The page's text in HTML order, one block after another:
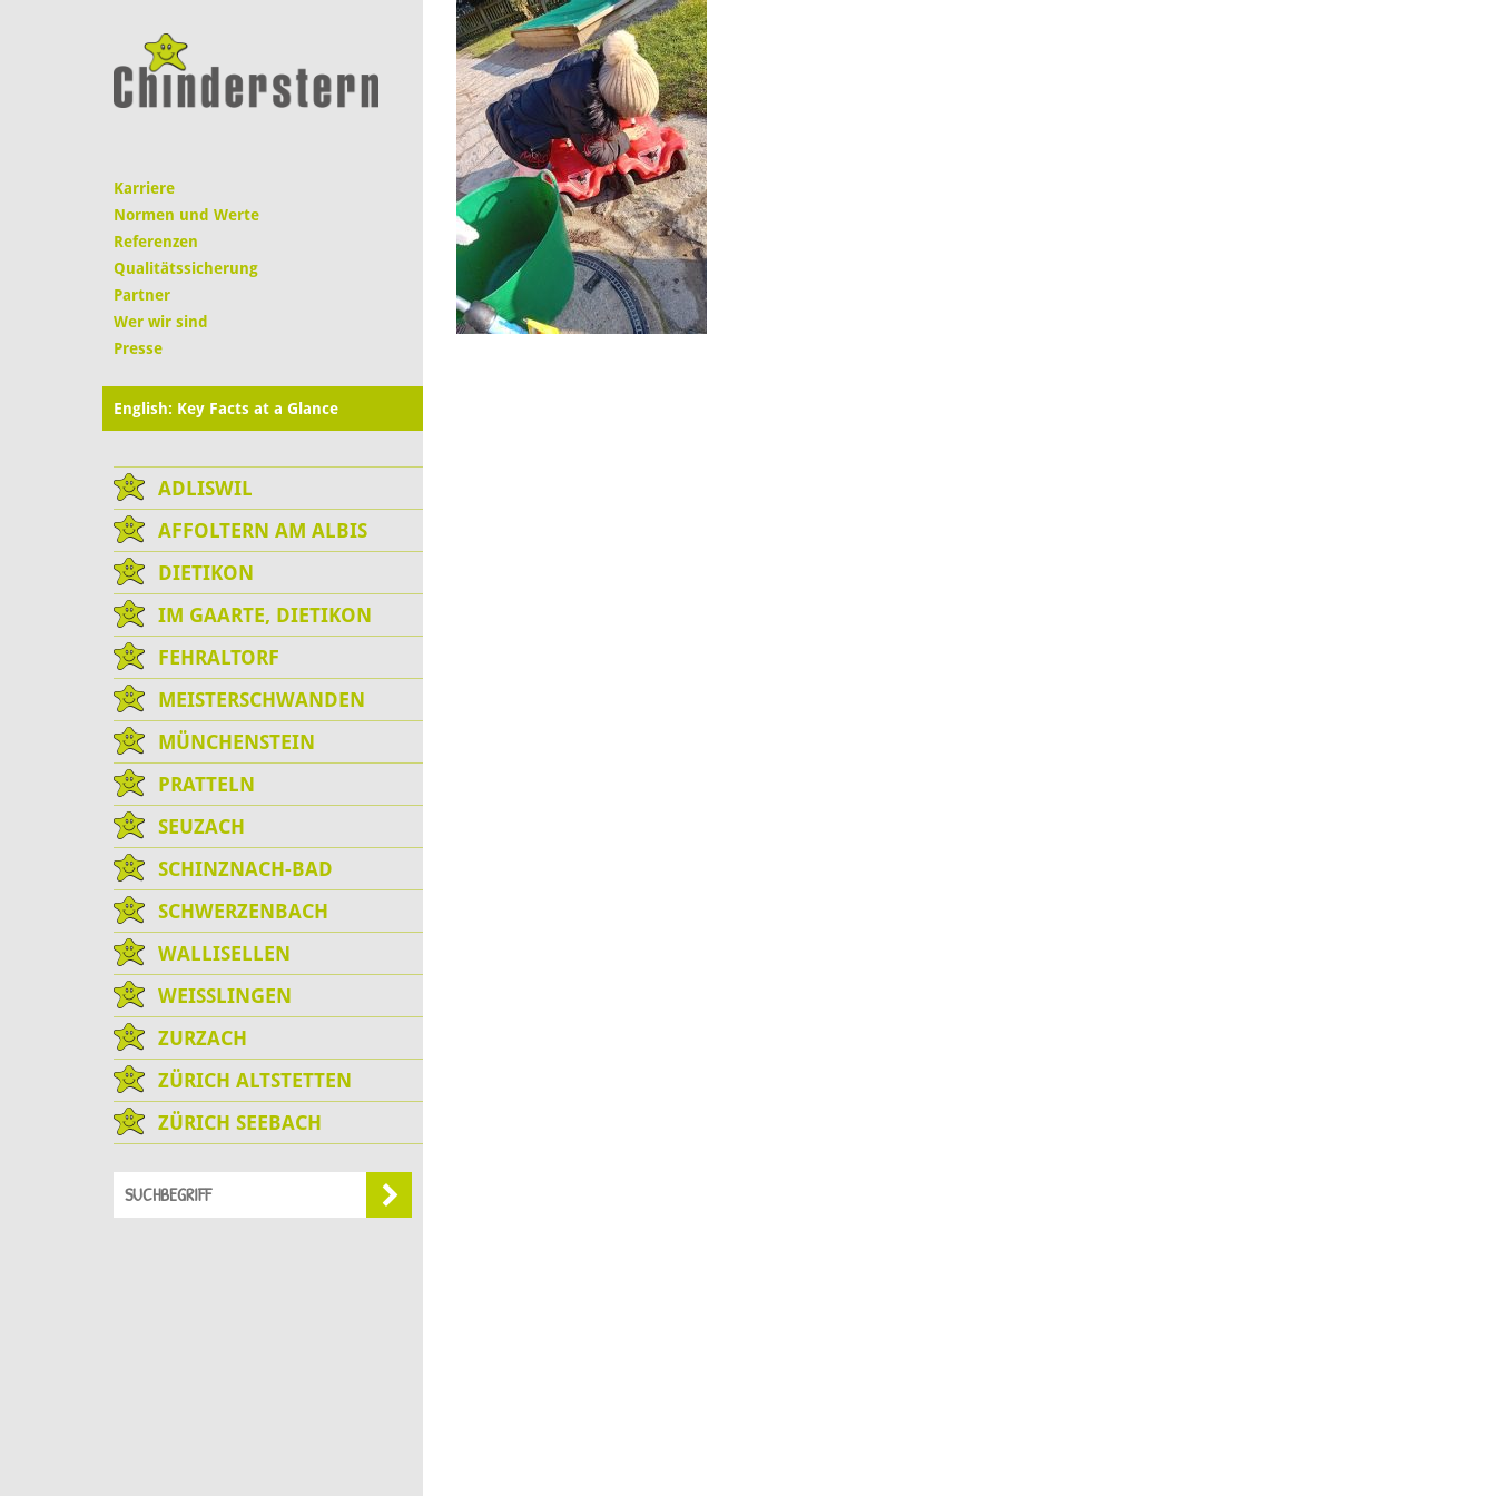
Karriere
Normen und Werte
Referenzen
Qualitätssicherung
Partner
Wer wir sind
Presse
English: Key Facts at a Glance
ADLISWIL
AFFOLTERN AM ALBIS
DIETIKON
IM GAARTE, DIETIKON
FEHRALTORF
MEISTERSCHWANDEN
MÜNCHENSTEIN
PRATTELN
SEUZACH
SCHINZNACH-BAD
SCHWERZENBACH
WALLISELLEN
WEISSLINGEN
ZURZACH
ZÜRICH ALTSTETTEN
ZÜRICH SEEBACH